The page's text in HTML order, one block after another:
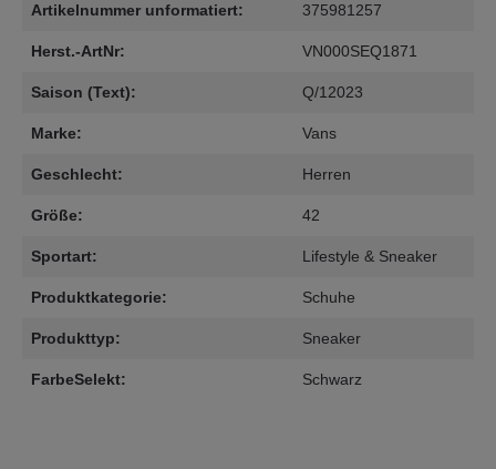
Artikelnummer unformatiert: 375981257
Herst.-ArtNr: VN000SEQ1871
Saison (Text): Q/12023
Marke: Vans
Geschlecht: Herren
Größe: 42
Sportart: Lifestyle & Sneaker
Produktkategorie: Schuhe
Produkttyp: Sneaker
FarbeSelekt: Schwarz